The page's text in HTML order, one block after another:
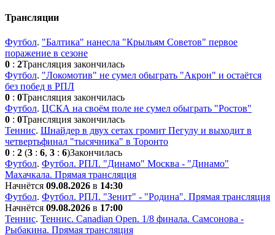
Трансляции
Футбол. "Балтика" нанесла "Крыльям Советов" первое
поражение в сезоне
0 : 2Трансляция закончилась
Футбол. "Локомотив" не сумел обыграть "Акрон" и остаётся
без побед в РПЛ
0 : 0Трансляция закончилась
Футбол. ЦСКА на своём поле не сумел обыграть "Ростов"
0 : 0Трансляция закончилась
Теннис. Шнайдер в двух сетах громит Пегулу и выходит в
четвертьфинал "тысячника" в Торонто
0 : 2 (3 : 6, 3 : 6)Закончилась
Футбол. Футбол. РПЛ. "Динамо" Москва - "Динамо"
Махачкала. Прямая трансляция
Начнётся 09.08.2026 в 14:30
Футбол. Футбол. РПЛ. "Зенит" - "Родина". Прямая трансляция
Начнётся 09.08.2026 в 17:00
Теннис. Теннис. Сanadian Open. 1/8 финала. Самсонова -
Рыбакина. Прямая трансляция